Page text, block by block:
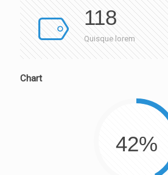
118
Quisque lorem
Chart
42%